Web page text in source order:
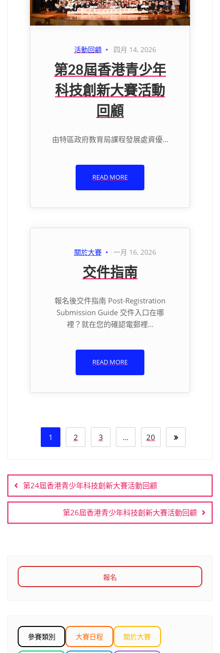
活動回顧 四月 14, 2026
第28屆香港青少年
科技創新大賽活動
回顧
由特區政府教育局課程發展處資優…
READ MORE
關於大賽 一月 16, 2026
交件指南
報名後交件指南 Post-Registration
Submission Guide 交件入口在哪
裡？就在您的確認電郵裡…
READ MORE
1 2 3 … 20
第24屆香港青少年科技創新大賽活動回顧
第26屆香港青少年科技創新大賽活動回顧
報名
參賽類別 大賽日程 關於大賽